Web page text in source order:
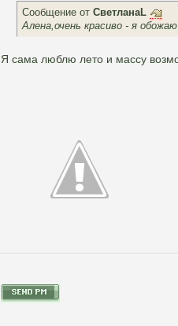
Сообщение от СветланаL
Алена,очень красиво - я
Я сама люблю лето и массу